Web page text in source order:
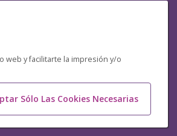
web y facilitarte la impresión y/o
Sólo Las Cookies Necesarias